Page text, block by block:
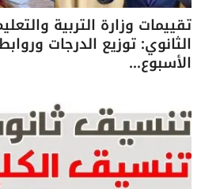
الثانوي: توزيع الدرجات
الأسبوع...